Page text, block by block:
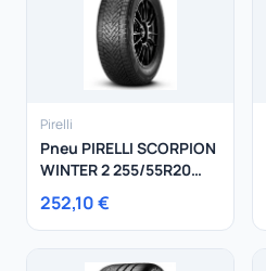
Pirelli
Pneu PIRELLI SCORPION
WINTER 2 255/55R20
110V
252,10 €